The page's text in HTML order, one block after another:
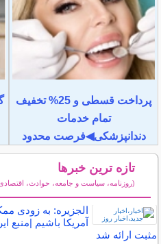
پرداخت قسطی و 25% تخفیف
تمام خدمات
دندانپزشکی◀فرصت محدود
تازه ترین خبرها
(روزنامه، سیاست و جامعه، حوادث،
الجزیره: به زودی
آمریکا باشیم |منبع
مثبت ارائه شد